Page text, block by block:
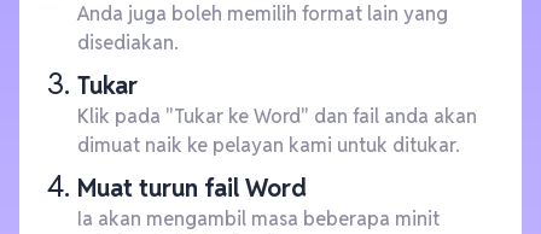
Anda juga boleh memilih format lain yang
disediakan.
Tukar
Klik pada "Tukar ke Word" dan fail anda akan
dimuat naik ke pelayan kami untuk ditukar.
Muat turun fail Word
Ia akan mengambil masa beberapa minit